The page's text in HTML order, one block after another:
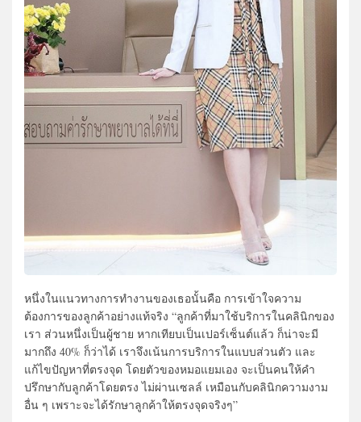
หนึ่งในแนวทางการทำงานของเธอนั้นคือ การเข้าใจความ
ต้องการของลูกค้าอย่างแท้จริง “ลูกค้าที่มาใช้บริการในคลินิกของ
เรา ส่วนหนึ่งเป็นผู้ชาย หากเทียบเป็นเปอร์เซ็นต์แล้ว ก็น่าจะมี
มากถึง 40% ก็ว่าได้ เราจึงเน้นการบริการในแบบส่วนตัว และ
แก้ไขปัญหาที่ตรงจุด โดยตัวของหมอแยมเอง จะเป็นคนให้คำ
ปรึกษากับลูกค้าโดยตรง ไม่ผ่านเซลล์ เหมือนกับคลินิกความงาม
อื่น ๆ เพราะจะได้รักษาลูกค้าให้ตรงจุดจริงๆ”